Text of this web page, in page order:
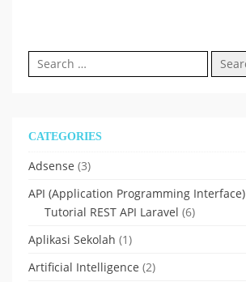
Search
for:
CATEGORIES
Adsense (3)
API (Application Programming Interface)
Tutorial REST API Laravel (6)
Aplikasi Sekolah (1)
Artificial Intelligence (2)